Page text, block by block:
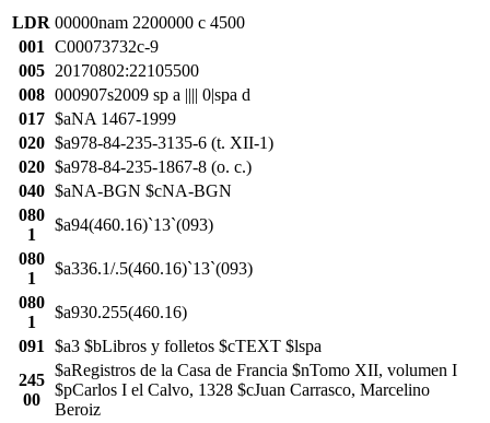
LDR 00000nam 2200000 c 4500
001
C00073732c-9
005
20170802:22105500
008 000907s2009 sp a |||| 0|spa d
017 $aNA 1467-1999
020 $a978-84-235-3135-6 (t. XII-1)
020 $a978-84-235-1867-8 (o. c.)
040 $aNA-BGN $cNA-BGN
080
1
$a94(460.16)`13`(093)
080
1
$a336.1/.5(460.16)`13`(093)
080
1
$a930.255(460.16)
091
$a3 $bLibros y folletos $cTEXT $lspa
245
00
$aRegistros de la Casa de Francia $nTomo XII, volumen I
$pCarlos I el Calvo, 1328 $cJuan Carrasco, Marcelino
Beroiz